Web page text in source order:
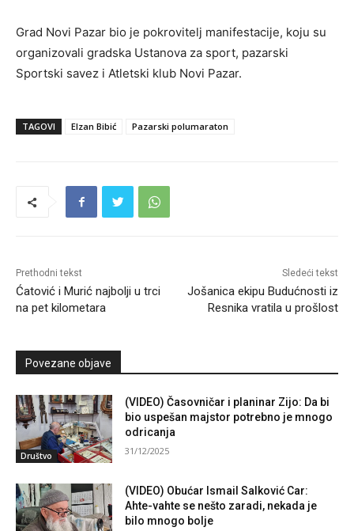
Grad Novi Pazar bio je pokrovitelj manifestacije, koju su
organizovali gradska Ustanova za sport, pazarski
Sportski savez i Atletski klub Novi Pazar.
TAGOVI Elzan Bibić Pazarski polumaraton
Prethodni tekst
Ćatović i Murić najbolji u trci
na pet kilometara
Sledeći tekst
Jošanica ekipu Budućnosti iz
Resnika vratila u prošlost
Povezane objave
Društvo
(VIDEO) Časovničar i planinar Zijo: Da bi
bio uspešan majstor potrebno je mnogo
odricanja
31/12/2025
(VIDEO) Obućar Ismail Salković Car:
Ahte-vahte se nešto zaradi, nekada je
bilo mnogo bolje